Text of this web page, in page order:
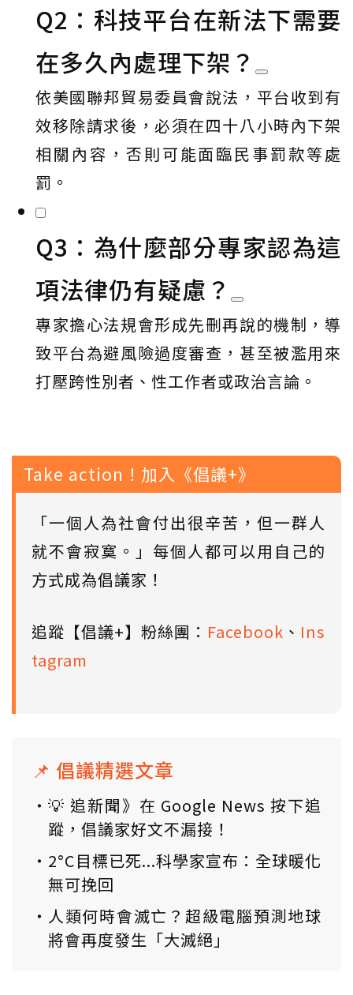
Q2：科技平台在新法下需要
在多久內處理下架？
依美國聯邦貿易委員會說法，平台收到有
效移除請求後，必須在四十八小時內下架
相關內容，否則可能面臨民事罰款等處
罰。
Q3：為什麼部分專家認為這
項法律仍有疑慮？
專家擔心法規會形成先刪再說的機制，導
致平台為避風險過度審查，甚至被濫用來
打壓跨性別者、性工作者或政治言論。
Take action！加入《倡議+》
「一個人為社會付出很辛苦，但一群人
就不會寂寞。」每個人都可以用自己的
方式成為倡議家！
追蹤【倡議+】粉絲團： Facebook 、 Ins
tagram
📌 倡議精選文章
💡 追新聞》在 Google News 按下追
蹤，倡議家好文不漏接！
2°C目標已死...科學家宣布：全球暖化
無可挽回
人類何時會滅亡？超級電腦預測地球
將會再度發生「大滅絕」